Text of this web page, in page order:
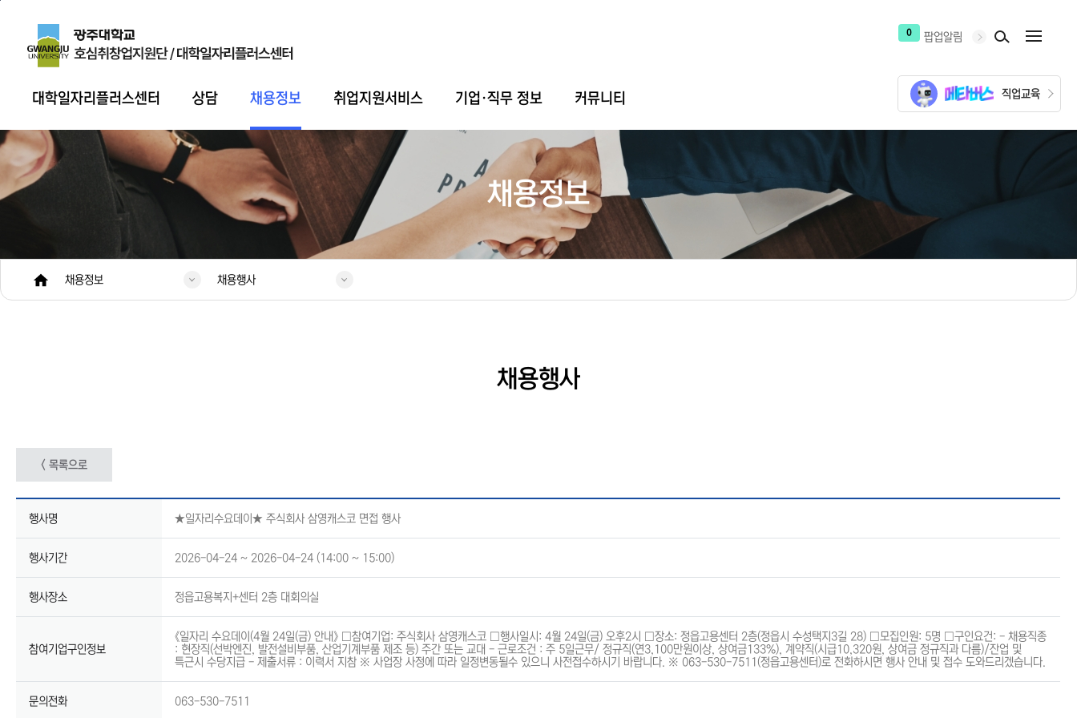
0 팝업알림
대학일자리플러스센터 상담 채용정보 취업지원서비스 기업·직무 정보 커뮤니티 직업교육
채용정보
채용정보 채용행사
채용행사
< 목록으로
행사명 ★일자리수요데이★ 주식회사 삼영캐스코 면접 행사
행사기간 2026-04-24 ~ 2026-04-24 (14:00 ~ 15:00)
행사장소 정읍고용복지+센터 2층 대회의실
참여기업구인정보
《일자리 수요데이(4월 24일(금) 안내》 □참여기업: 주식회사 삼영캐스코 □행사일시: 4월 24일(금) 오후2시 □장소: 정읍고용센터 2층(정읍시 수성택지3길 28) □모집인원: 5명 □구인요건: - 채용직종
: 현장직(선박엔진, 발전설비부품, 산업기계부품 제조 등) 주간 또는 교대 - 근로조건 : 주 5일근무/ 정규직(연3,100만원이상, 상여금133%), 계약직(시급10,320원, 상여금 정규직과 다름)/잔업 및
특근시 수당지급 - 제출서류 : 이력서 지참 ※ 사업장 사정에 따라 일정변동될수 있으니 사전접수하시기 바랍니다. ※ 063-530-7511(정읍고용센터)로 전화하시면 행사 안내 및 접수 도와드리겠습니다.
문의전화 063-530-7511